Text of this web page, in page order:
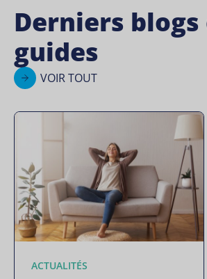
Derniers
guides
VOIR TOUT
ACTUALITÉS